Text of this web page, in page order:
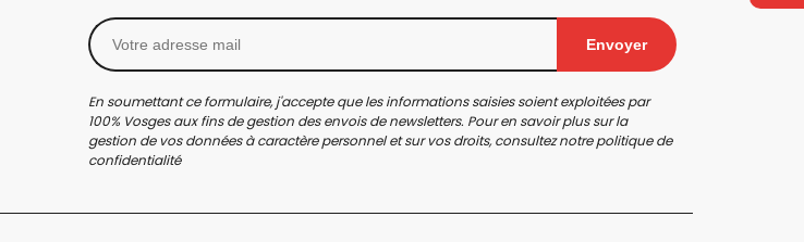
Envoyer
En soumettant ce formulaire, j'accepte que les informations saisies soient exploitées par
100% Vosges aux fins de gestion des envois de newsletters. Pour en savoir plus sur la
gestion de vos données à caractère personnel et sur vos droits, consultez notrepolitique de
confidentialité